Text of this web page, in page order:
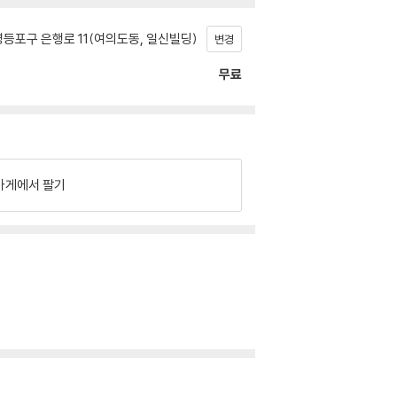
포구 은행로 11(여의도동, 일신빌딩) 변경
무료
게에서 팔기